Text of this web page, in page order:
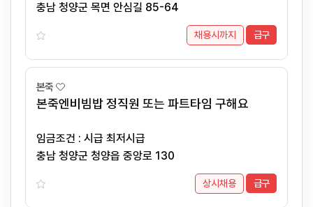
충남 청양군 목면 안심길 85-64
채용시까지 급구
본죽
본죽엔비빔밥 정직원 또는 파트타임 구해요
임금조건 : 시급 최저시급
충남 청양군 청양읍 중앙로 130
상시채용 급구